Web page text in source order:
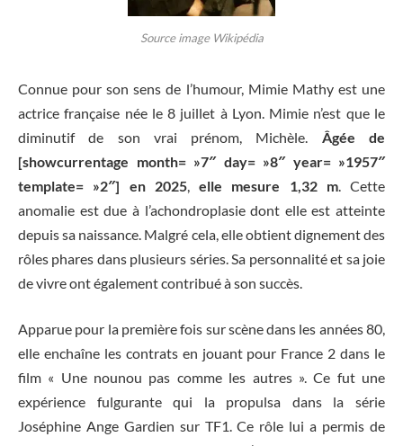
Source image Wikipédia
Connue pour son sens de l’humour, Mimie Mathy est une
actrice française née le 8 juillet à Lyon. Mimie n’est que le
diminutif de son vrai prénom, Michèle. Âgée de
[showcurrentage month= »7″ day= »8″ year= »1957″
template= »2″] en 2025, elle mesure 1,32 m. Cette
anomalie est due à l’achondroplasie dont elle est atteinte
depuis sa naissance. Malgré cela, elle obtient dignement des
rôles phares dans plusieurs séries. Sa personnalité et sa joie
de vivre ont également contribué à son succès.
Apparue pour la première fois sur scène dans les années 80,
elle enchaîne les contrats en jouant pour France 2 dans le
film « Une nounou pas comme les autres ». Ce fut une
expérience fulgurante qui la propulsa dans la série
Joséphine Ange Gardien sur TF1. Ce rôle lui a permis de